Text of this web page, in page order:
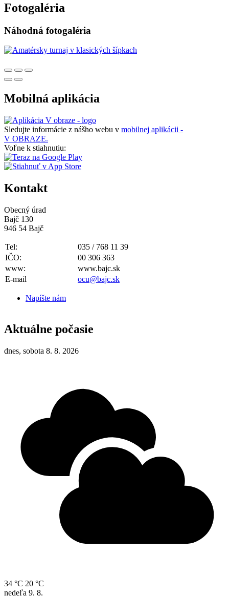
Fotogaléria
Náhodná fotogaléria
Mobilná aplikácia
Sledujte informácie z nášho webu v mobilnej aplikácii -
V OBRAZE.
Voľne k stiahnutiu:
Kontakt
Obecný úrad
Bajč 130
946 54 Bajč
Tel:
035 / 768 11 39
IČO:
00 306 363
www:
www.bajc.sk
E-mail
ocu@bajc.sk
Napíšte nám
Aktuálne počasie
dnes, sobota 8. 8. 2026
34 °C 20 °C
nedeľa 9. 8.